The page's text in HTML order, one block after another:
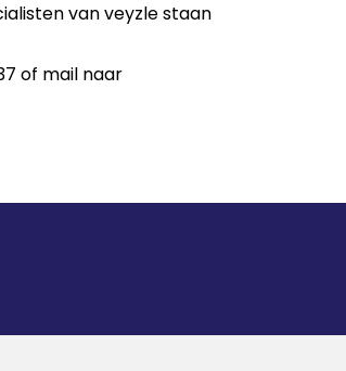
van veyzle staan
of mail naar